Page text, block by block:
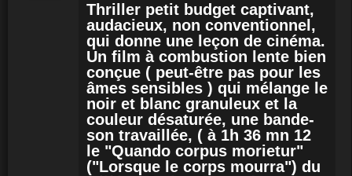
Thriller petit budget captivant,
audacieux, non conventionnel,
qui donne une leçon de cinéma.
Un film à combustion lente bien
conçue ( peut-être pas pour les
âmes sensibles ) qui mélange le
noir et blanc granuleux et la
couleur désaturée, une bande-
son travaillée, ( à 1h 36 mn 12
le "Quando corpus morietur"
("Lorsque le corps mourra") du